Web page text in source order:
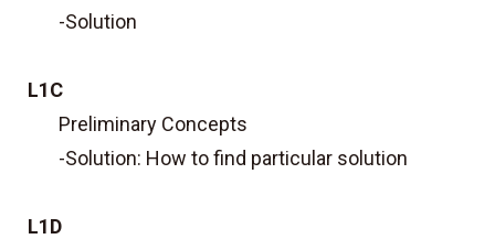
-Solution
L1C
Preliminary Concepts
-Solution: How to find particular solution
L1D